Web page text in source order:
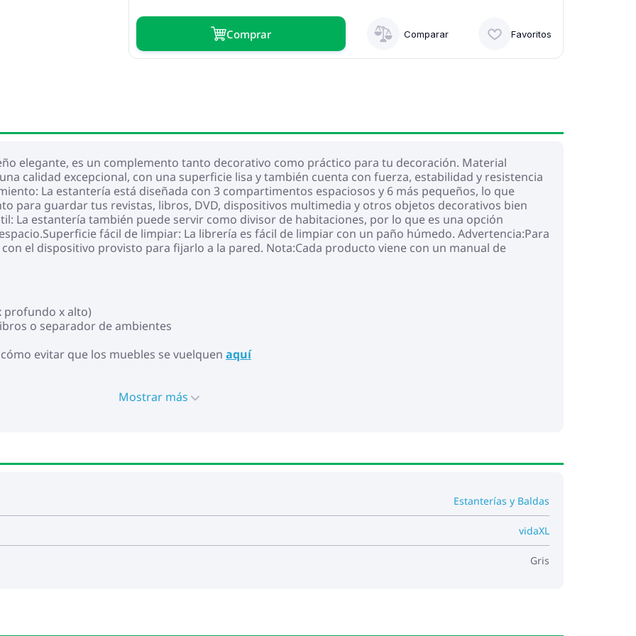
Сomprar Favoritos
Comparar
elegante, es un complemento tanto decorativo como práctico para tu decoración. Material
calidad excepcional, con una superficie lisa y también cuenta con fuerza, estabilidad y resistencia
La estantería está diseñada con 3 compartimentos espaciosos y 6 más pequeños, lo que
para guardar tus revistas, libros, DVD, dispositivos multimedia y otros objetos decorativos bien
La estantería también puede servir como divisor de habitaciones, por lo que es una opción
fácil de limpiar: La librería es fácil de limpiar con un paño húmedo. Advertencia:Para
el dispositivo provisto para fijarlo a la pared. Nota:Cada producto viene con un manual de
profundo x alto)
o separador de ambientes
evitar que los muebles se vuelquen aquí
Mostrar más
Estanterías y Baldas
vidaXL
Gris